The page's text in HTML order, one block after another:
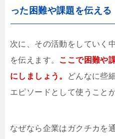
った困難や課題を伝える
次に、その活動をしていく
を伝えます。 ここで困難や
にしましょう。
どんなに些
エピソードとして使うこと
なぜなら企業はガクチカを